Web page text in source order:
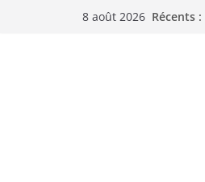
8 août 2026 Récents :